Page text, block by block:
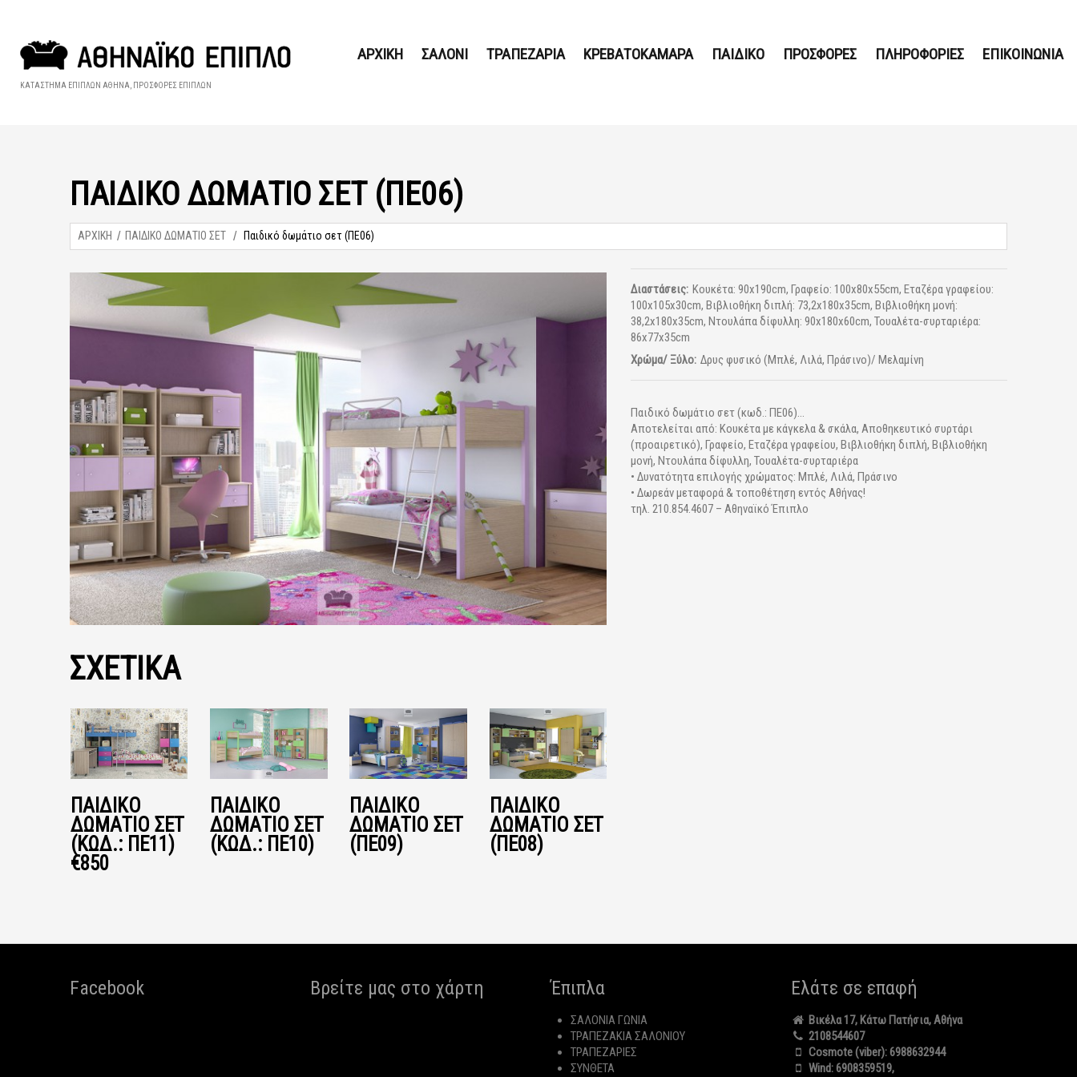
ΚΑΤΑΣΤΗΜΑ ΕΠΙΠΛΩΝ ΑΘΗΝΑ, ΠΡΟΣΦΟΡΕΣ ΕΠΙΠΛΩΝ
ΑΡΧΙΚΗ ΣΑΛΟΝΙ ΤΡΑΠΕΖΑΡΙΑ ΚΡΕΒΑΤΟΚΑΜΑΡΑ ΠΑΙΔΙΚΟ ΠΡΟΣΦΟΡΕΣ ΠΛΗΡΟΦΟΡΙΕΣ ΕΠΙΚΟΙΝΩΝΙΑ
ΠΑΙΔΙΚΌ ΔΩΜΆΤΙΟ ΣΕΤ (ΠΕ06)
ΑΡΧΙΚΗ ΠΑΙΔΙΚΟ ΔΩΜΑΤΙΟ ΣΕΤ Παιδικό δωμάτιο σετ (ΠΕ06)
Διαστάσεις: Κουκέτα: 90x190cm, Γραφείο: 100x80x55cm, Εταζέρα γραφείου:
100x105x30cm, Βιβλιοθήκη διπλή: 73,2x180x35cm, Βιβλιοθήκη μονή:
38,2x180x35cm, Ντουλάπα δίφυλλη: 90x180x60cm, Τουαλέτα-συρταριέρα:
86x77x35cm
Χρώμα/ Ξύλο: Δρυς φυσικό (Μπλέ, Λιλά, Πράσινο)/ Μελαμίνη
Παιδικό δωμάτιο σετ (κωδ.: ΠΕ06)...
Αποτελείται από: Κουκέτα με κάγκελα & σκάλα, Αποθηκευτικό συρτάρι
(προαιρετικό), Γραφείο, Εταζέρα γραφείου, Βιβλιοθήκη διπλή, Βιβλιοθήκη
μονή, Ντουλάπα δίφυλλη, Τουαλέτα-συρταριέρα
• Δυνατότητα επιλογής χρώματος: Μπλέ, Λιλά, Πράσινο
• Δωρεάν μεταφορά & τοποθέτηση εντός Αθήνας!
τηλ. 210.854.4607 – Αθηναϊκό Έπιπλο
ΣΧΕΤΙΚΑ
ΠΑΙΔΙΚΟ
ΔΩΜΑΤΙΟ ΣΕΤ
(ΚΩΔ.: ΠΕ11)
€850
ΠΑΙΔΙΚΌ
ΔΩΜΆΤΙΟ ΣΕΤ
(ΚΩΔ.: ΠΕ10)
ΠΑΙΔΙΚΌ
ΔΩΜΆΤΙΟ ΣΕΤ
(ΠΕ09)
ΠΑΙΔΙΚΌ
ΔΩΜΆΤΙΟ ΣΕΤ
(ΠΕ08)
Facebook Βρείτε μας στο χάρτη Έπιπλα
ΣΑΛΟΝΙΑ ΓΩΝΙΑ
ΤΡΑΠΕΖΑΚΙΑ ΣΑΛΟΝΙΟΥ
ΤΡΑΠΕΖΑΡΙΕΣ
ΣΥΝΘΕΤΑ
Ελάτε σε επαφή
Βικέλα 17, Κάτω Πατήσια, Αθήνα
2108544607
Cosmote (viber):6988632944
Wind:6908359519,